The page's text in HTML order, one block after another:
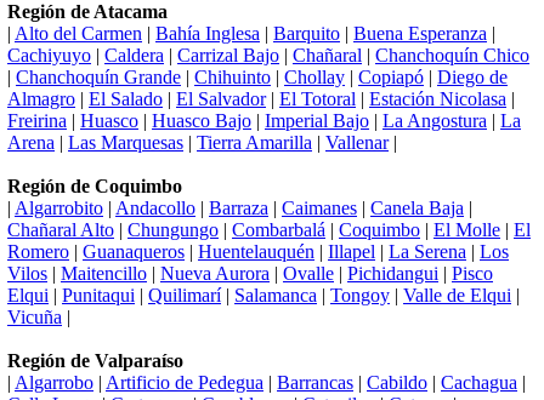
Región de Atacama
| Alto del Carmen | Bahía Inglesa | Barquito | Buena Esperanza |
Cachiyuyo | Caldera | Carrizal Bajo | Chañaral | Chanchoquín Chico
| Chanchoquín Grande | Chihuinto | Chollay | Copiapó | Diego de
Almagro | El Salado | El Salvador| El Totoral | Estación Nicolasa |
Freirina | Huasco | Huasco Bajo | Imperial Bajo | La Angostura | La
Arena | Las Marquesas | Tierra Amarilla | Vallenar|
Región de Coquimbo
| Algarrobito | Andacollo | Barraza | Caimanes | Canela Baja |
Chañaral Alto | Chungungo | Combarbalá | Coquimbo | El Molle | El
Romero | Guanaqueros | Huentelauquén | Illapel | La Serena | Los
Vilos | Maitencillo | Nueva Aurora | Ovalle | Pichidangui | Pisco
Elqui | Punitaqui | Quilimarí| Salamanca | Tongoy | Valle de Elqui |
Vicuña |
Región de Valparaíso
| Algarrobo | Artificio de Pedegua | Barrancas | Cabildo | Cachagua |